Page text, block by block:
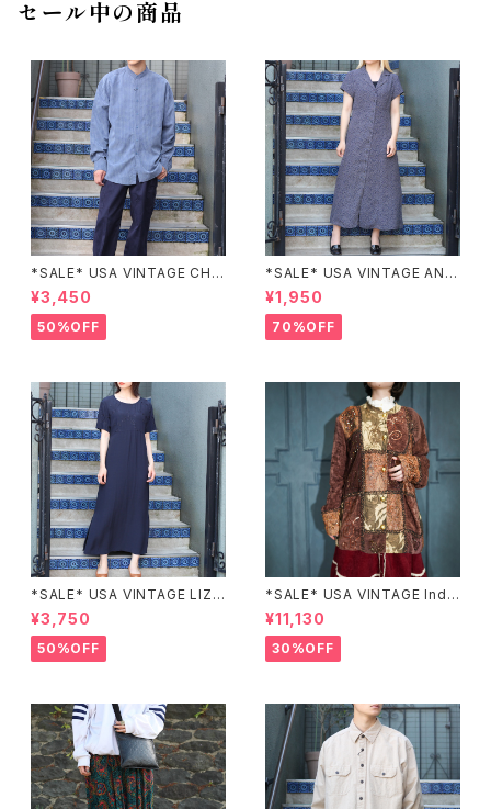
セール中の商品
*SALE* USA VINTAGE CHE
CK PATTERNED BAND COL
LAR SHIRT/アメリカ古着チェッ
ク柄バンドカラーシャツ
¥3,450
50%OFF
*SALE* USA VINTAGE ANN
EX HALF SLEEVE FLOWER
PATTERNED ONE PIECE/ア
メリカ古着半袖花柄ワンピース
¥1,950
70%OFF
*SALE* USA VINTAGE LIZ c
laiborne EMBROIDERY DES
IGN NAVY ONE PIECE/アメリ
カ古着刺繍デザインネイビーワ
ンピース
¥3,750
50%OFF
*SALE* USA VINTAGE Indi
go moon PATCHWORK EM
BROIDERY DESIGN JACKE
T/アメリカ古着パッチワーク刺
繍ジャケット
¥11,130
30%OFF